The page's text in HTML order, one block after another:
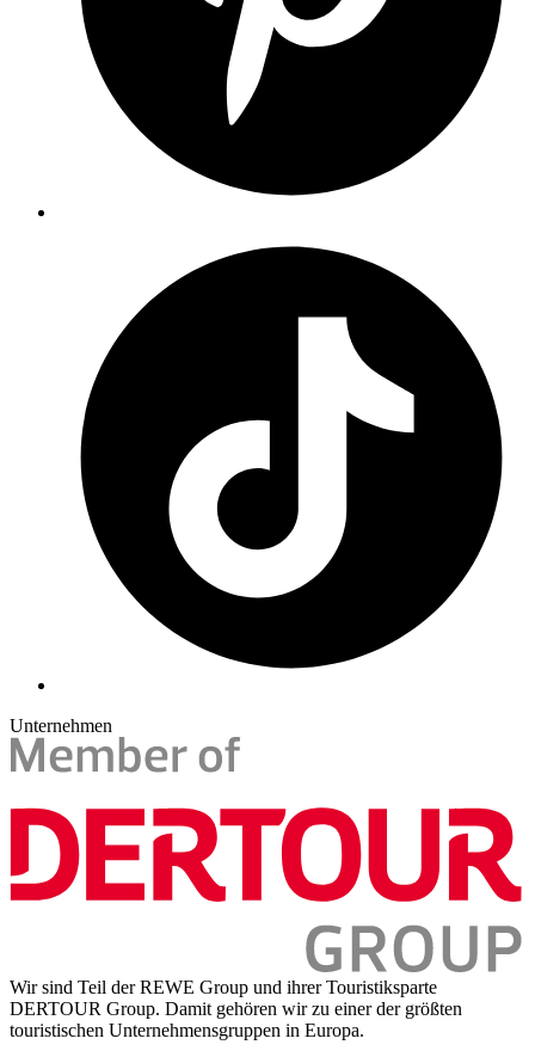
Unternehmen
Wir sind Teil der REWE Group und ihrer Touristiksparte
DERTOUR Group. Damit gehören wir zu einer der größten
touristischen Unternehmensgruppen in Europa.